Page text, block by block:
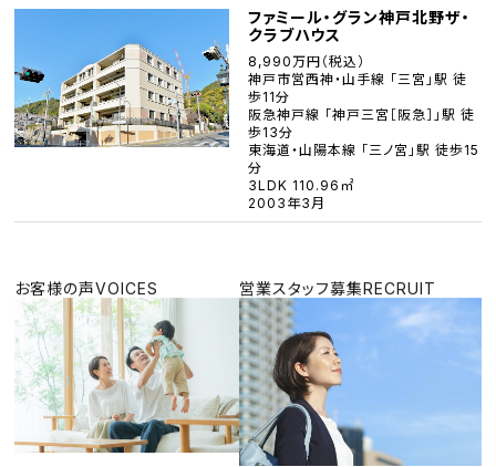
ファミール・グラン神戸北野ザ・
クラブハウス
8,990万円（税込）
神戸市営西神・山手線 「三宮」駅 徒
歩11分
阪急神戸線 「神戸三宮［阪急］」駅 徒
歩13分
東海道・山陽本線 「三ノ宮」駅 徒歩15
分
3LDK 110.96㎡
2003年3月
お客様の声VOICES 営業スタッフ募集RECRUIT